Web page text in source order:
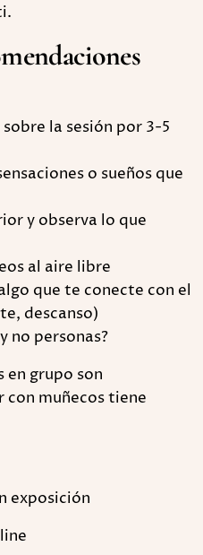
la sesión por 3-5
o sueños que
y observa lo que
al aire libre
que te conecte con el
descanso)
no personas?
en grupo son
muñecos tiene
exposición